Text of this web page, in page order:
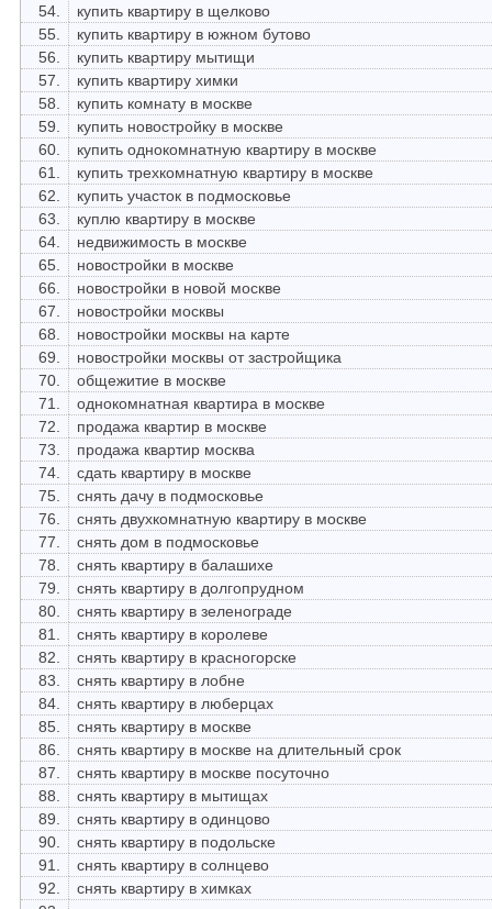
54.
купить квартиру в щелково
55.
купить квартиру в южном бутово
56.
купить квартиру мытищи
57.
купить квартиру химки
58.
купить комнату в москве
59.
купить новостройку в москве
60.
купить однокомнатную квартиру в москве
61.
купить трехкомнатную квартиру в москве
62.
купить участок в подмосковье
63.
куплю квартиру в москве
64.
недвижимость в москве
65.
новостройки в москве
66.
новостройки в новой москве
67.
новостройки москвы
68.
новостройки москвы на карте
69.
новостройки москвы от застройщика
70.
общежитие в москве
71.
однокомнатная квартира в москве
72.
продажа квартир в москве
73.
продажа квартир москва
74.
сдать квартиру в москве
75.
снять дачу в подмосковье
76.
снять двухкомнатную квартиру в москве
77.
снять дом в подмосковье
78.
снять квартиру в балашихе
79.
снять квартиру в долгопрудном
80.
снять квартиру в зеленограде
81.
снять квартиру в королеве
82.
снять квартиру в красногорске
83.
снять квартиру в лобне
84.
снять квартиру в люберцах
85.
снять квартиру в москве
86.
снять квартиру в москве на длительный срок
87.
снять квартиру в москве посуточно
88.
снять квартиру в мытищах
89.
снять квартиру в одинцово
90.
снять квартиру в подольске
91.
снять квартиру в солнцево
92.
снять квартиру в химках